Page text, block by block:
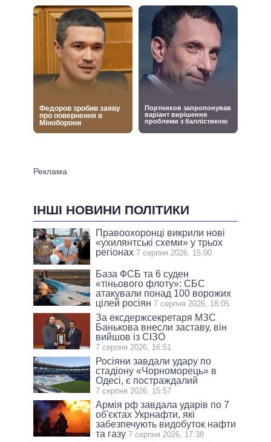
ІНШІ НОВИНИ ПОЛІТИКИ
Правоохоронці викрили нові
«ухилянтські схеми» у трьох
регіонах 7 серпня 2026, 15:00
База ФСБ та 6 суден
«тіньового флоту»: СБС
атакували понад 100 ворожих
цілей росіян 7 серпня 2026, 18:05
За ексдержсекретаря МЗС
Банькова внесли заставу, він
вийшов із СІЗО
7 серпня 2026, 16:51
Росіяни завдали удару по
стадіону «Чорноморець» в
Одесі, є постраждалий
7 серпня 2026, 15:57
Армія рф завдала ударів по 7
об'єктах Укрнафти, які
забезпечують видобуток нафти
та газу 7 серпня 2026, 17:38